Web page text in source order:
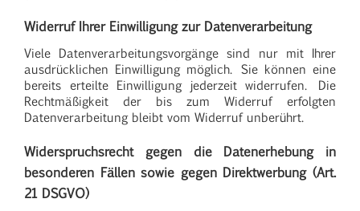
Widerruf Ihrer Einwilligung zur Datenverarbeitung
Viele Datenverarbeitungsvorgänge sind nur mit Ihrer
ausdrücklichen Einwilligung möglich. Sie können eine
bereits erteilte Einwilligung jederzeit widerrufen. Die
Rechtmäßigkeit der bis zum Widerruf erfolgten
Datenverarbeitung bleibt vom Widerruf unberührt.
Widerspruchsrecht gegen die Datenerhebung in
besonderen Fällen sowie gegen Direktwerbung (Art.
21 DSGVO)